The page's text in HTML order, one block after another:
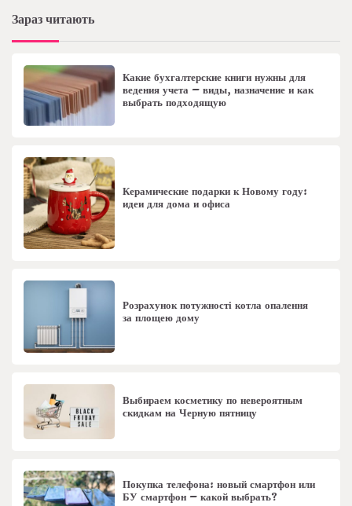
Зараз читають
Какие бухгалтерские книги нужны для
ведения учета – виды, назначение и как
выбрать подходящую
Керамические подарки к Новому году:
идеи для дома и офиса
Розрахунок потужності котла опалення
за площею дому
Выбираем косметику по невероятным
скидкам на Черную пятницу
Покупка телефона: новый смартфон или
БУ смартфон – какой выбрать?